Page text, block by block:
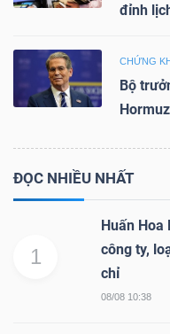
đỉnh
CHỨNG
Bộ
Hormuz
ĐỌC NHIỀU NHẤT
1
Huấn Hoa
công ty,
chỉ
08/08 10:38